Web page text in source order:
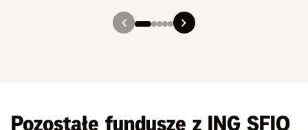
Slajd 1
Slajd 2
Slajd 3
Slajd 4
Slajd 5
Pozostałe fundusze z ING SFIO